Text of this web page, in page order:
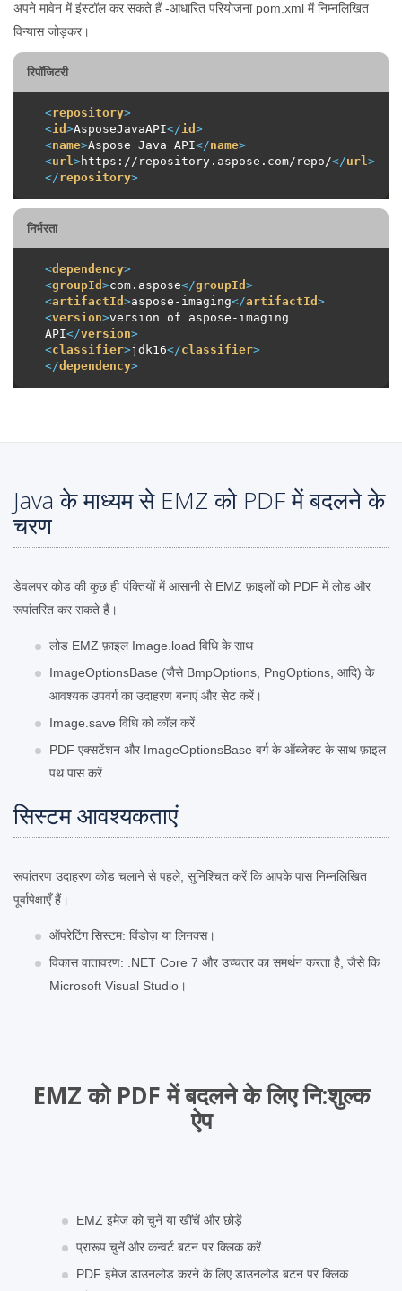
अपने मावेन में इंस्टॉल कर सकते हैं -आधारित परियोजना pom.xml में निम्नलिखित
विन्यास जोड़कर।
रिपॉजिटरी
<repository>
<id >AsposeJavaAPI</id >
<name>Aspose Java API</name>
<url >https://repository.aspose.com/repo/</url >
</repository>
निर्भरता
<dependency>
<groupId >com.aspose</groupId >
<artifactId >aspose-imaging</artifactId >
<version>version of aspose-imaging
API</version>
<classifier>jdk16</classifier>
</dependency>
Java के माध्यम से EMZ को PDF में बदलने के
चरण
डेवलपर कोड की कुछ ही पंक्तियों में आसानी से EMZ फ़ाइलों को PDF में लोड और
रूपांतरित कर सकते हैं।
लोड EMZ फ़ाइल Image.load विधि के साथ
ImageOptionsBase (जैसे BmpOptions, PngOptions, आदि) के
आवश्यक उपवर्ग का उदाहरण बनाएं और सेट करें।
Image.save विधि को कॉल करें
PDF एक्सटेंशन और ImageOptionsBase वर्ग के ऑब्जेक्ट के साथ फ़ाइल
पथ पास करें
सिस्टम आवश्यकताएं
रूपांतरण उदाहरण कोड चलाने से पहले, सुनिश्चित करें कि आपके पास निम्नलिखित
पूर्वापेक्षाएँ हैं।
ऑपरेटिंग सिस्टम: विंडोज़ या लिनक्स।
विकास वातावरण: .NET Core 7 और उच्चतर का समर्थन करता है, जैसे कि
Microsoft Visual Studio।
EMZ को PDF में बदलने के लिए नि:शुल्‍क
ऐप
EMZ इमेज को चुनें या खींचें और छोड़ें
प्रारूप चुनें और कन्वर्ट बटन पर क्लिक करें
PDF इमेज डाउनलोड करने के लिए डाउनलोड बटन पर क्लिक